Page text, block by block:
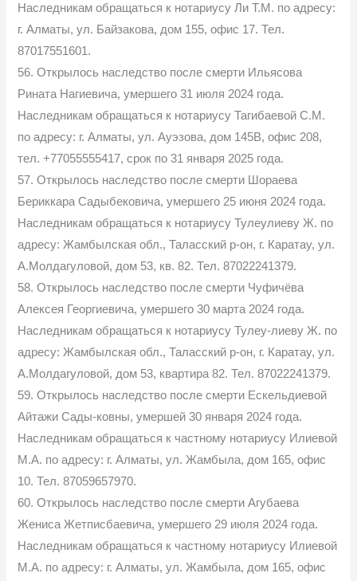
Наследникам обращаться к нотариусу Ли Т.М. по адресу:
г. Алматы, ул. Байзакова, дом 155, офис 17. Тел.
87017551601.
56. Открылось наследство после смерти Ильясова
Рината Нагиевича, умершего 31 июля 2024 года.
Наследникам обращаться к нотариусу Тагибаевой С.М.
по адресу: г. Алматы, ул. Ауэзова, дом 145В, офис 208,
тел. +77055555417, срок по 31 января 2025 года.
57. Открылось наследство после смерти Шораева
Бериккара Садыбековича, умершего 25 июня 2024 года.
Наследникам обращаться к нотариусу Тулеулиеву Ж. по
адресу: Жамбылская обл., Таласский р-он, г. Каратау, ул.
А.Молдагуловой, дом 53, кв. 82. Тел. 87022241379.
58. Открылось наследство после смерти Чуфичёва
Алексея Георгиевича, умершего 30 марта 2024 года.
Наследникам обращаться к нотариусу Тулеу-лиеву Ж. по
адресу: Жамбылская обл., Таласский р-он, г. Каратау, ул.
А.Молдагуловой, дом 53, квартира 82. Тел. 87022241379.
59. Открылось наследство после смерти Ескельдиевой
Айтажи Сады-ковны, умершей 30 января 2024 года.
Наследникам обращаться к частному нотариусу Илиевой
М.А. по адресу: г. Алматы, ул. Жамбыла, дом 165, офис
10. Тел. 87059657970.
60. Открылось наследство после смерти Агубаева
Жениса Жетписбаевича, умершего 29 июля 2024 года.
Наследникам обращаться к частному нотариусу Илиевой
М.А. по адресу: г. Алматы, ул. Жамбыла, дом 165, офис